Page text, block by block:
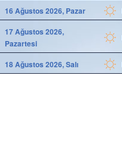
16 Ağustos 2026, Pazar
17 Ağustos 2026,
Pazartesi
18 Ağustos 2026, Salı